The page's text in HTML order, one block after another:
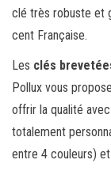
clé très robuste et
cent Française.
Les clés
Pollux vous
offrir la qualité
totalement
entre 4 couleurs)